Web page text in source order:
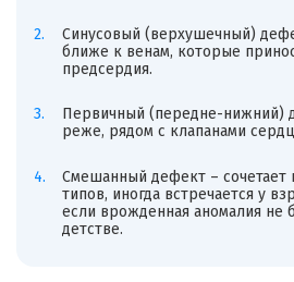
Синусовый (верхушечный)
ближе к венам, которые
предсердия.
Первичный (передне-нижний)
реже, рядом с клапанами
Смешанный дефект – сочетает
типов, иногда встречается у
если врожденная аномалия не
детстве.